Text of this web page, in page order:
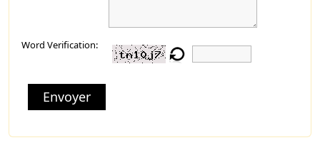
Word Verification:
Envoyer